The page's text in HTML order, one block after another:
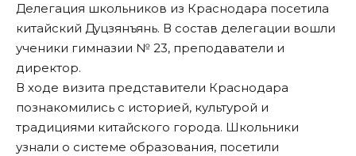
Делегация школьников из Краснодара посетила
китайский Дуцзянъянь. В состав делегации вошли
ученики гимназии № 23, преподаватели и
директор.
В ходе визита представители Краснодара
познакомились с историей, культурой и
традициями китайского города. Школьники
узнали о системе образования, посетили